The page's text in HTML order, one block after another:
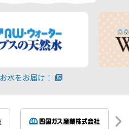
水をお届け！